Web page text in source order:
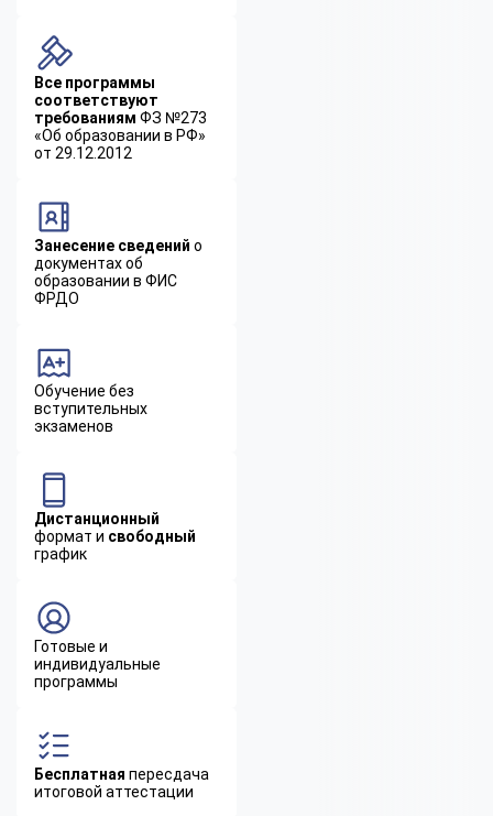
Все программы
соответствуют
требованиям ФЗ №273
«Об образовании в РФ»
от 29.12.2012
Занесение сведений о
документах об
образовании в ФИС
ФРДО
Обучение без
вступительных
экзаменов
Дистанционный
формат и свободный
график
Готовые и
индивидуальные
программы
Бесплатная пересдача
итоговой аттестации